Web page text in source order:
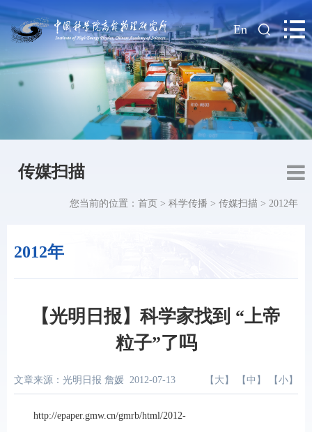
| En
传媒扫描
2012年
您当前的位置： 首页 > 科学传播 > 传媒扫描 > 2012年
【光明日报】科学家找到 “上帝
粒子”了吗
文章来源：光明日报 詹媛 2012-07-13 【 大 】 【 中 】 【 小 】
http://epaper.gmw.cn/gmrb/html/2012-